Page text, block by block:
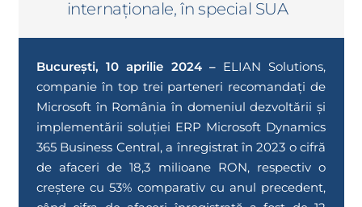
internaționale, în special SUA
București, 10 aprilie 2024 –ELIAN Solutions,
companie în top trei parteneri recomandați de
Microsoft în România în domeniul dezvoltării și
implementării soluției ERP Microsoft Dynamics
365 Business Central, a înregistrat în 2023 o cifră
de afaceri de 18,3 milioane RON, respectiv o
creștere cu 53% comparativ cu anul precedent,